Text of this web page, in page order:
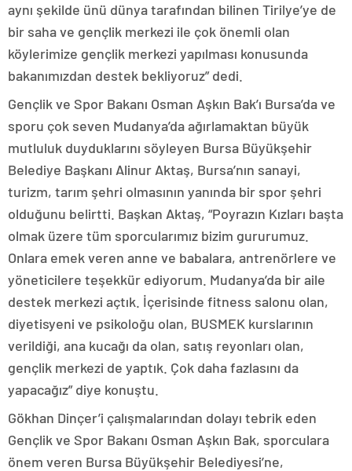
aynı şekilde ünü dünya tarafından bilinen Tirilye’ye de
bir saha ve gençlik merkezi ile çok önemli olan
köylerimize gençlik merkezi yapılması konusunda
bakanımızdan destek bekliyoruz” dedi.
Gençlik ve Spor Bakanı Osman Aşkın Bak’ı Bursa’da ve
sporu çok seven Mudanya’da ağırlamaktan büyük
mutluluk duyduklarını söyleyen Bursa Büyükşehir
Belediye Başkanı Alinur Aktaş, Bursa’nın sanayi,
turizm, tarım şehri olmasının yanında bir spor şehri
olduğunu belirtti. Başkan Aktaş, “Poyrazın Kızları başta
olmak üzere tüm sporcularımız bizim gururumuz.
Onlara emek veren anne ve babalara, antrenörlere ve
yöneticilere teşekkür ediyorum. Mudanya’da bir aile
destek merkezi açtık. İçerisinde fitness salonu olan,
diyetisyeni ve psikoloğu olan, BUSMEK kurslarının
verildiği, ana kucağı da olan, satış reyonları olan,
gençlik merkezi de yaptık. Çok daha fazlasını da
yapacağız” diye konuştu.
Gökhan Dinçer’i çalışmalarından dolayı tebrik eden
Gençlik ve Spor Bakanı Osman Aşkın Bak, sporculara
önem veren Bursa Büyükşehir Belediyesi’ne,